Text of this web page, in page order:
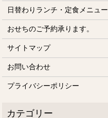
日替わりランチ・定食メニュー
おせちのご予約承ります。
サイトマップ
お問い合わせ
プライバシーポリシー